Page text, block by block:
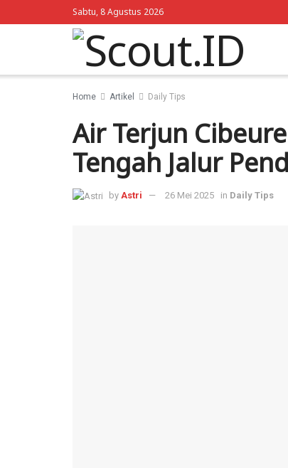
Sabtu, 8 Agustus 2026
Home Artikel Daily Tips
Air Terjun
Tengah Jalur
by Astri 26 Mei 2025 in Daily Tips